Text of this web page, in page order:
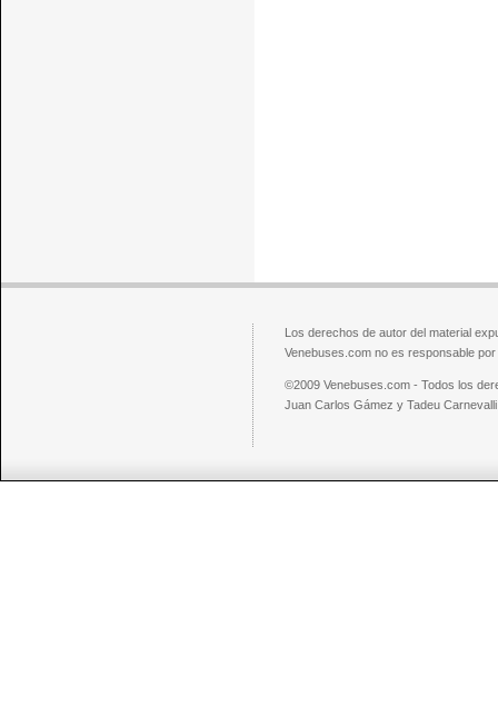
Los derechos de autor del material
Venebuses.com no es responsable
©2009 Venebuses.com - Todos los
Juan Carlos Gámez y Tadeu Carnevalli